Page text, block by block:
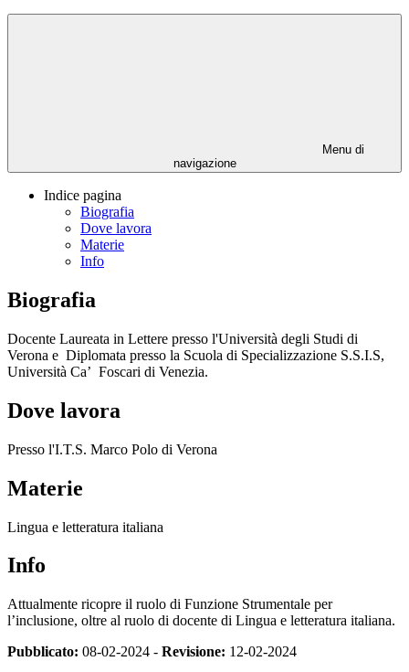
Menu di
navigazione
Indice pagina
Biografia
Dove lavora
Materie
Info
Biografia
Docente Laureata in Lettere presso l'Università degli Studi di
Verona e Diplomata presso la Scuola di Specializzazione S.S.I.S,
Università Ca’ Foscari di Venezia.
Dove lavora
Presso l'I.T.S. Marco Polo di Verona
Materie
Lingua e letteratura italiana
Info
Attualmente ricopre il ruolo di Funzione Strumentale per
l’inclusione, oltre al ruolo di docente di Lingua e letteratura italiana.
Pubblicato: 08-02-2024 - Revisione: 12-02-2024